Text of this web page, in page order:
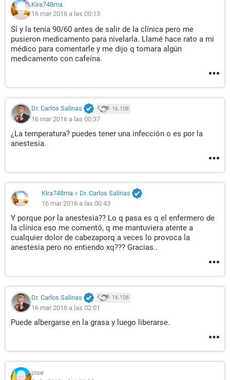
Kira748ma
16 mar 2016 a las 00:13
Sí y la tenía 90/60 antes de salir de la clínica pero me
pusieron medicamento para nivelarla. Llamé hace rato a mi
médico para comentarle y me dijo q tomara algún
medicamento con cafeína.
Dr. Carlos Salinas 16.108
16 mar 2016 a las 00:37
¿La temperatura? puedes tener una infección o es por la
anestesia.
Kira748ma > Dr. Carlos Salinas
16 mar 2016 a las 00:43
Y porque por la anestesia?? Lo q pasa es q el enfermero de
la clínica eso me comentó, q me mantuviera atente a
cualquier dolor de cabezaporq a veces lo provoca la
anestesia pero no entiendo xq??? Gracias..
Dr. Carlos Salinas 16.108
16 mar 2016 a las 02:01
Puede albergarse en la grasa y luego liberarse.
jose